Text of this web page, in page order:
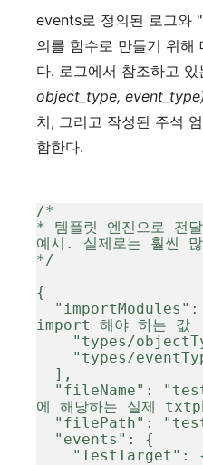
events로 정의된 로그와
의를 함수로 만들기 위해
다. 로그에서 참조하고
object_type,
치, 그리고 작성된 주석
함한다.
/*
* 템플릿 엔진으로 전
예시. 실제로는 훨씬
*/
{
"importModules":
import 해야 하는 값
"types/
"types/
],
"fileName":
에 해당하는 실제
"filePath":
"events": {
"TestTarget":